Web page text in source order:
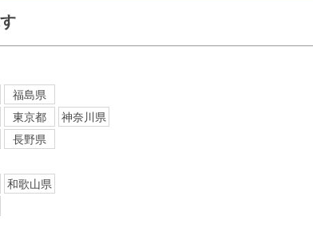
福島県
東京都
神奈川県
長野県
和歌山県